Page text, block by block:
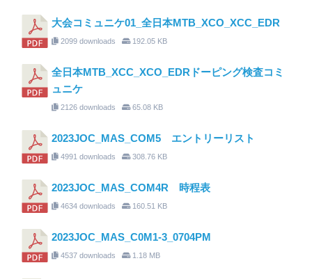
大会コミュニケ01_全日本MTB_XCO_XCC_EDR
2099 downloads 192.05 KB
全日本MTB_XCC_XCO_EDRドーピング検査コミ
ュニケ
2126 downloads 65.08 KB
2023JOC_MAS_COM5 エントリーリスト
4991 downloads 308.76 KB
2023JOC_MAS_COM4R 時程表
4634 downloads 160.51 KB
2023JOC_MAS_C0M1-3_0704PM
4537 downloads 1.18 MB